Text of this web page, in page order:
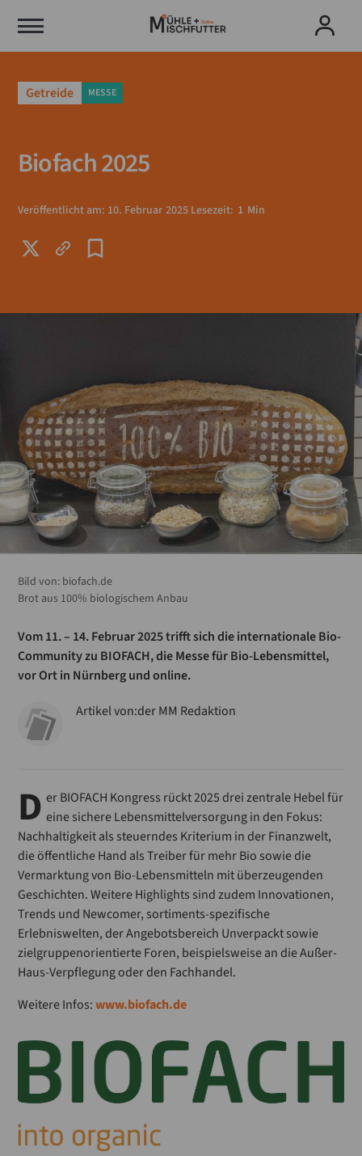
Getreide MESSE
Biofach 2025
Veröffentlicht am: 10. Februar 2025 Lesezeit: 1 Min
Bild von: biofach.de
Brot aus 100% biologischem Anbau
Vom 11. – 14. Februar 2025 trifft sich die internationale Bio-
Community zu BIOFACH, die Messe für Bio-Lebensmittel,
vor Ort in Nürnberg und online.
Artikel von:der MM Redaktion
D er BIOFACH Kongress rückt 2025 drei zentrale Hebel für
eine sichere Lebensmittelversorgung in den Fokus:
Nachhaltigkeit als steuerndes Kriterium in der Finanzwelt,
die öffentliche Hand als Treiber für mehr Bio sowie die
Vermarktung von Bio-Lebensmitteln mit überzeugenden
Geschichten. Weitere Highlights sind zudem Innovationen,
Trends und Newcomer, sortiments-spezifische
Erlebniswelten, der Angebotsbereich Unverpackt sowie
zielgruppenorientierte Foren, beispielsweise an die Außer-
Haus-Verpflegung oder den Fachhandel.
Weitere Infos:www.biofach.de